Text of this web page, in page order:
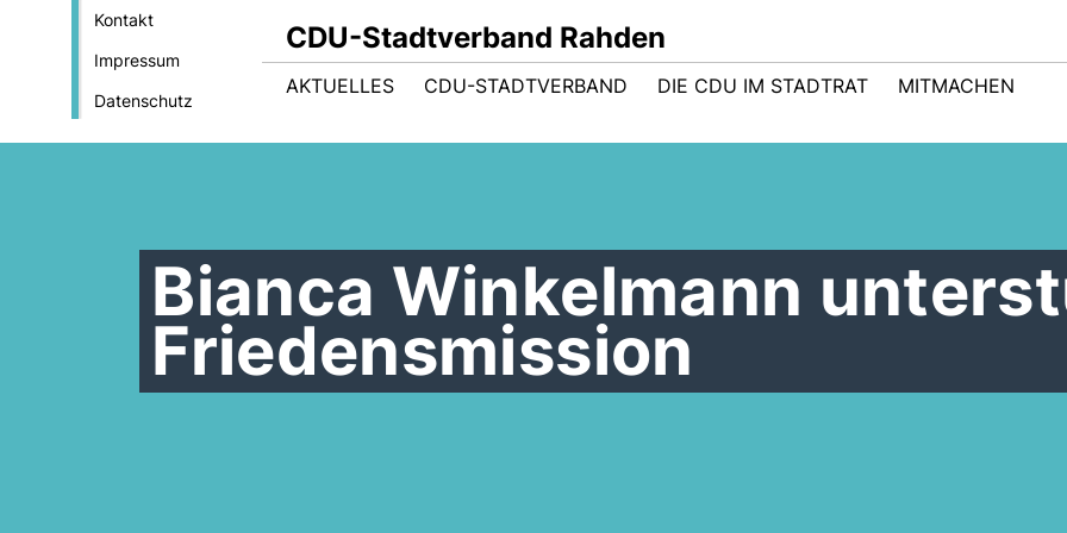
Kontakt
Impressum
Datenschutz
CDU-Stadtverband Rahden
AKTUELLES CDU-STADTVERBAND DIE CDU IM STADTRAT MITMACHEN
Bianca Winkelmann
Friedensmission